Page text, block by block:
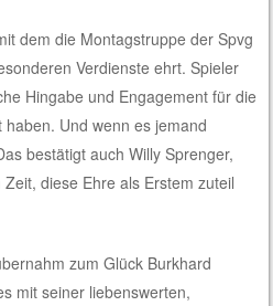
dem die Montagstruppe der Spvg
Verdienste ehrt. Spieler
Hingabe und Engagement für die
Und wenn es jemand
bestätigt auch Willy Sprenger,
diese Ehre als Erstem zuteil
zum Glück Burkhard
mit seiner liebenswerten,